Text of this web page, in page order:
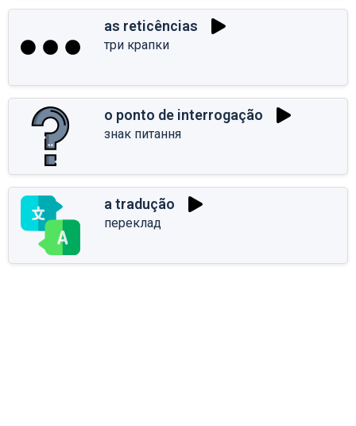
as reticências
три крапки
o ponto de interrogação
знак питання
a tradução
переклад